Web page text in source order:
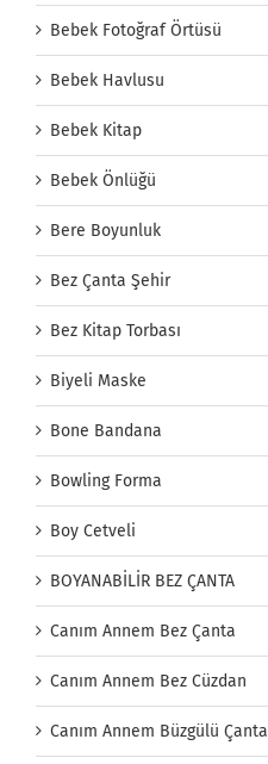
Bebek Fotoğraf Örtüsü
Bebek Havlusu
Bebek Kitap
Bebek Önlüğü
Bere Boyunluk
Bez Çanta Şehir
Bez Kitap Torbası
Biyeli Maske
Bone Bandana
Bowling Forma
Boy Cetveli
BOYANABİLİR BEZ ÇANTA
Canım Annem Bez Çanta
Canım Annem Bez Cüzdan
Canım Annem Büzgülü Çanta